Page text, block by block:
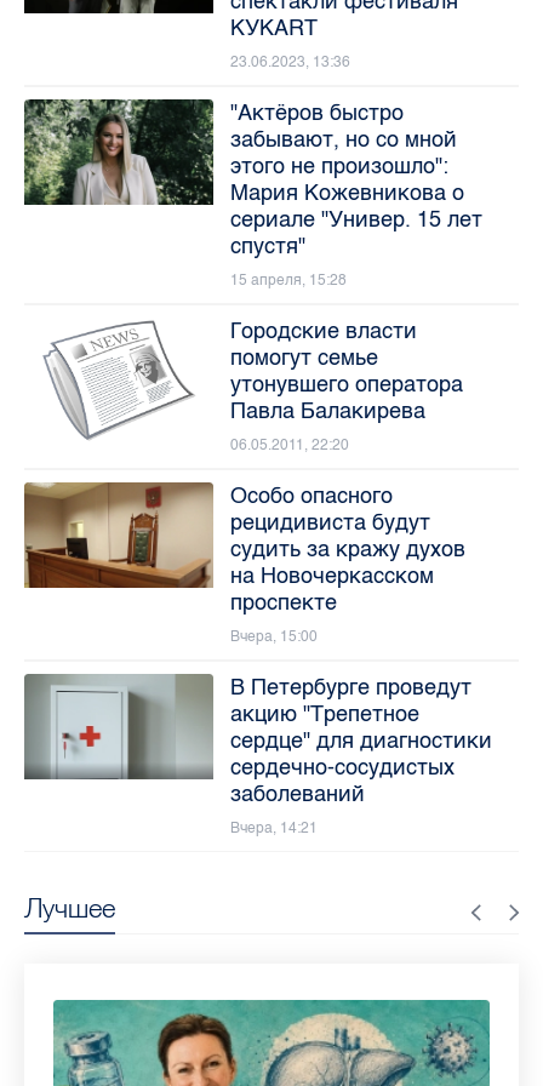
Лучшее
КУКART
23.06.2023, 13:36
"Актёров быстро
забывают, но со мной
этого не произошло":
Мария Кожевникова о
сериале "Универ. 15 лет
спустя"
15 апреля, 15:28
Городские власти
помогут семье
утонувшего оператора
Павла Балакирева
06.05.2011, 22:20
Особо опасного
рецидивиста будут
судить за кражу духов
на Новочеркасском
проспекте
Вчера, 15:00
В Петербурге проведут
акцию "Трепетное
сердце" для диагностики
сердечно-сосудистых
заболеваний
Вчера, 14:21